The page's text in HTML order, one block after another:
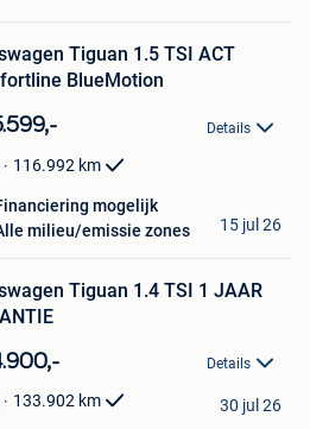
Tiguan 1.5 TSI ACT
BlueMotion
Details
116.992 km
mogelijk
milieu/emissie zones
15 jul 26
Tiguan 1.4 TSI 1 JAAR
Details
133.902 km 30 jul 26